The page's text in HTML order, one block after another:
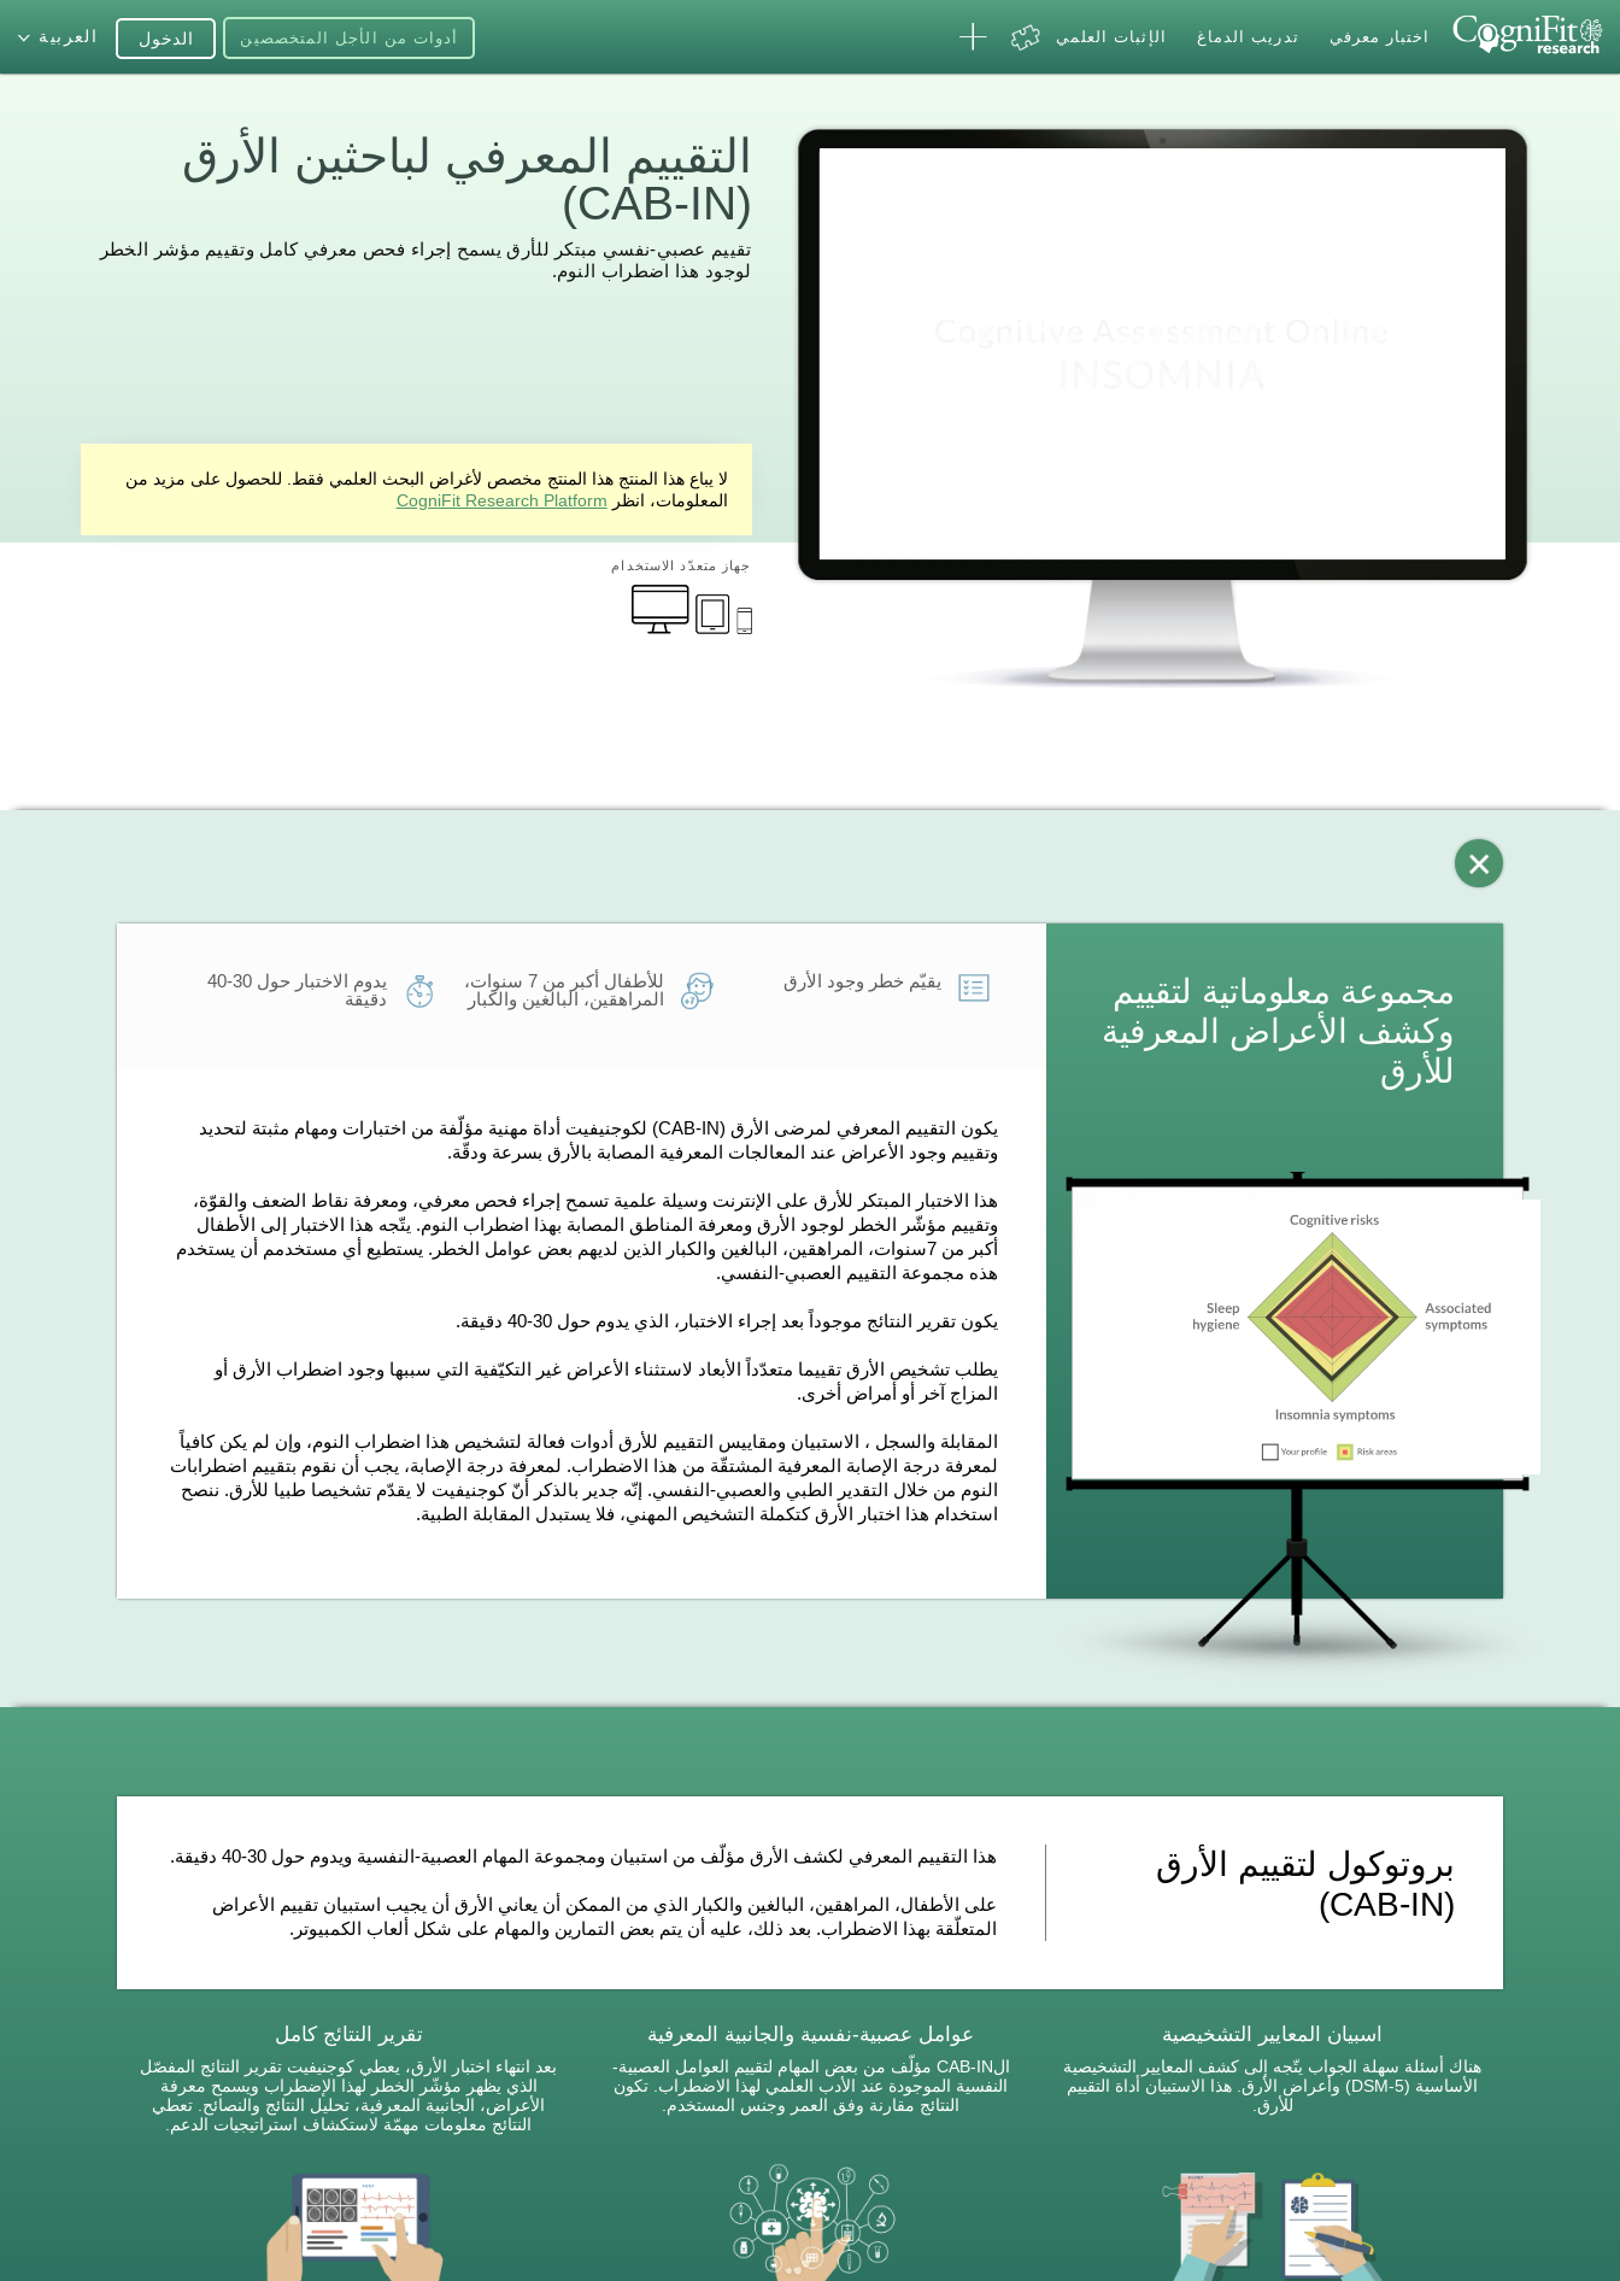
اختبار معرفي تدريب الدماغ الإثبات العلمي أدوات من الأجل المتخصصين العربية الدخول
التقييم المعرفي لباحثين الأرق
(CAB-IN)
تقييم عصبي-نفسي مبتكر للأرق يسمح إجراء فحص معرفي كامل وتقييم مؤشر الخطر
لوجود هذا اضطراب النوم.
لا يباع هذا المنتج هذا المنتج مخصص لأغراض البحث العلمي فقط. للحصول على مزيد من
المعلومات، انظر CogniFit Research Platform
جهاز متعدّد الاستخدام
مجموعة معلوماتية لتقييم
وكشف الأعراض المعرفية
للأرق
يقيّم خطر وجود الأرق
للأطفال أكبر من 7 سنوات،
المراهقين، البالغين والكبار
يدوم الاختبار حول 30-40
دقيقة
يكون التقييم المعرفي لمرضى الأرق (CAB-IN) لكوجنيفيت أداة مهنية مؤلّفة من اختبارات ومهام مثبتة لتحديد
وتقييم وجود الأعراض عند المعالجات المعرفية المصابة بالأرق بسرعة ودقّة.
هذا الاختبار المبتكر للأرق على الإنترنت وسيلة علمية تسمح إجراء فحص معرفي، ومعرفة نقاط الضعف والقوّة،
وتقييم مؤشّر الخطر لوجود الأرق ومعرفة المناطق المصابة بهذا اضطراب النوم. يتّجه هذا الاختبار إلى الأطفال
أكبر من 7سنوات، المراهقين، البالغين والكبار
الذين لديهم بعض عوامل الخطر. يستطيع أي مستخدمم أن يستخدم
هذه مجموعة التقييم العصبي-النفسي.
يكون تقرير النتائج موجوداً بعد إجراء الاختبار، الذي يدوم حول 30-40 دقيقة .
يطلب تشخيص الأرق تقييما متعدّداً الأبعاد لاستثناء الأعراض غير التكيّفية التي سببها وجود اضطراب الأرق أو
المزاج آخر أو أمراض أخرى.
المقابلة والسجل ، الاستبيان ومقاييس التقييم للأرق أدوات فعالة لتشخيص هذا اضطراب النوم، وإن لم يكن كافياً
لمعرفة درجة الإصابة المعرفية المشتقّة من هذا الاضطراب. لمعرفة درجة الإصابة، يجب أن نقوم بتقييم اضطرابات
النوم من خلال التقدير الطبي والعصبي-النفسي. إنّه جدير بالذكر أنّ كوجنيفيت لا يقدّم تشخيصا طبيا للأرق. ننصح
استخدام هذا اختبار الأرق كتكملة التشخيص المهني، فلا يستبدل المقابلة الطبية.
بروتوكول لتقييم الأرق
(CAB-IN)
هذا التقييم المعرفي لكشف الأرق مؤلّف من استبيان ومجموعة المهام العصبية-النفسية ويدوم حول 30-40 دقيقة .
على الأطفال، المراهقين، البالغين والكبار الذي من الممكن أن يعاني الأرق أن يجيب استبيان تقييم الأعراض
المتعلّقة بهذا الاضطراب. بعد ذلك، عليه أن يتم بعض التمارين والمهام على شكل ألعاب الكمبيوتر.
اسبيان المعايير التشخيصية
هناك أسئلة سهلة الجواب يتّجه إلى كشف المعايير التشخيصية
الأساسية (DSM-5) وأعراض الأرق. هذا الاستبيان أداة التقييم
للأرق.
عوامل عصبية-نفسية والجانبية المعرفية
الCAB-IN مؤلّف من بعض المهام لتقييم العوامل العصبية-
النفسية الموجودة عند الأدب العلمي لهذا الاضطراب. تكون
النتائج مقارنة وفق العمر وجنس المستخدم.
تقرير النتائج كامل
بعد انتهاء اختبار الأرق، يعطي كوجنيفيت تقرير النتائج المفصّل
الذي يظهر مؤشّر الخطر لهذا الإضطراب ويسمح معرفة
الأعراض، الجانبية المعرفية، تحليل النتائج والنصائح. تعطي
النتائج معلومات مهمّة لاستكشاف استراتيجيات الدعم.